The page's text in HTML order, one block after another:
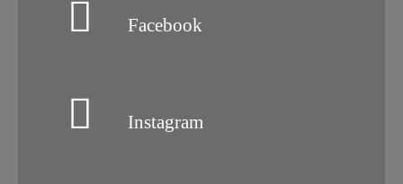
Facebook
Instagram